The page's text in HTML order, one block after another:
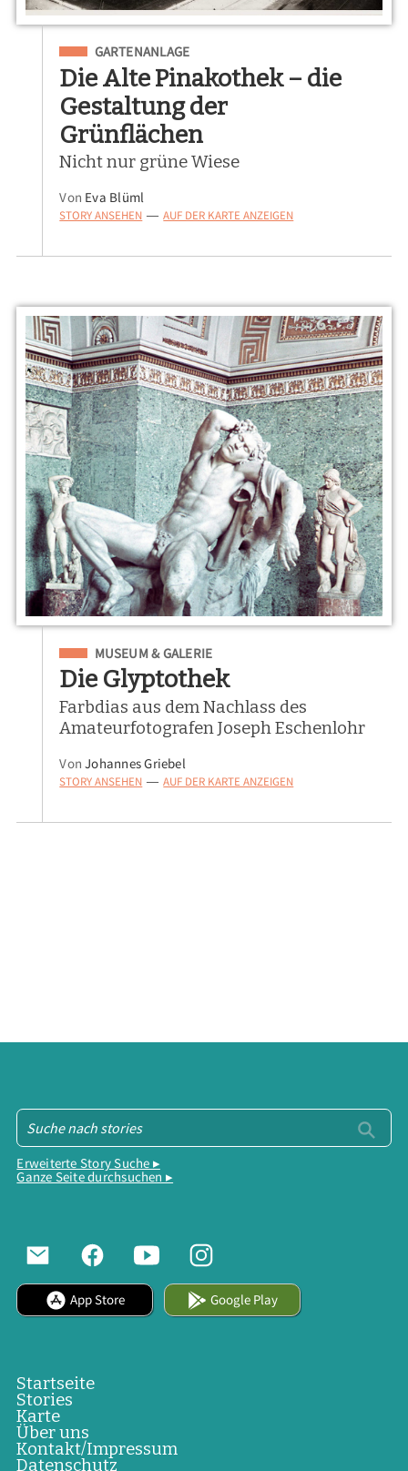
Eingeordnet unter
GARTENANLAGE
Die Alte Pinakothek – die
Gestaltung der
Grünflächen
Nicht nur grüne Wiese
Von Eva Blüml
STORY ANSEHEN — AUF DER KARTE ANZEIGEN
Eingeordnet unter
MUSEUM & GALERIE
Die Glyptothek
Farbdias aus dem Nachlass des
Amateurfotografen Joseph Eschenlohr
VonJohannes Griebel
STORY ANSEHEN — AUF DER KARTE ANZEIGEN
Erweiterte Story Suche ▸
Ganze Seite durchsuchen ▸
App Store Google Play
Startseite
Stories
Karte
Über uns
Kontakt/Impressum
Datenschutz